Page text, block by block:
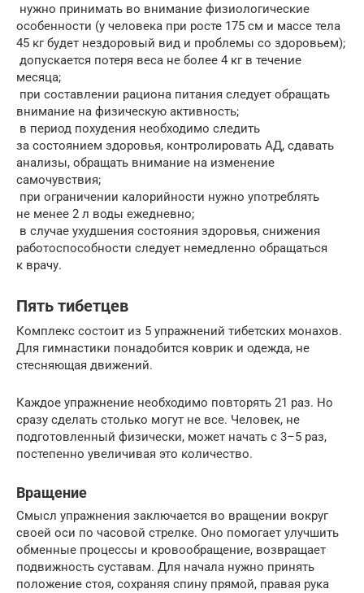
нужно принимать во внимание физиологические
особенности (у человека при росте 175 см и массе тела
45 кг будет нездоровый вид и проблемы со здоровьем);
допускается потеря веса не более 4 кг в течение
месяца;
при составлении рациона питания следует обращать
внимание на физическую активность;
в период похудения необходимо следить
за состоянием здоровья, контролировать АД, сдавать
анализы, обращать внимание на изменение
самочувствия;
при ограничении калорийности нужно употреблять
не менее 2 л воды ежедневно;
в случае ухудшения состояния здоровья, снижения
работоспособности следует немедленно обращаться
к врачу.
Пять тибетцев
Комплекс состоит из 5 упражнений тибетских монахов.
Для гимнастики понадобится коврик и одежда, не
стесняющая движений.
Каждое упражнение необходимо повторять 21 раз. Но
сразу сделать столько могут не все. Человек, не
подготовленный физически, может начать с 3–5 раз,
постепенно увеличивая это количество.
Вращение
Смысл упражнения заключается во вращении вокруг
своей оси по часовой стрелке. Оно помогает улучшить
обменные процессы и кровообращение, возвращает
подвижность суставам. Для начала нужно принять
положение стоя, сохраняя спину прямой, правая рука